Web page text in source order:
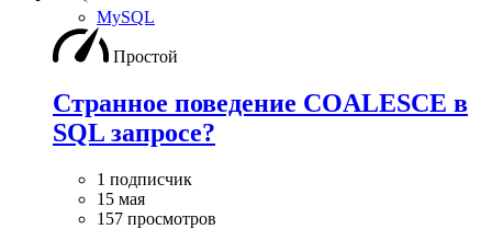
MySQL
Простой
Странное поведение COALESCE в
SQL запросе?
1 подписчик
15 мая
157 просмотров